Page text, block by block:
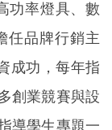
功率燈具、數
任品牌行銷主
成功，每年指
創業競賽與設
導學生專題一